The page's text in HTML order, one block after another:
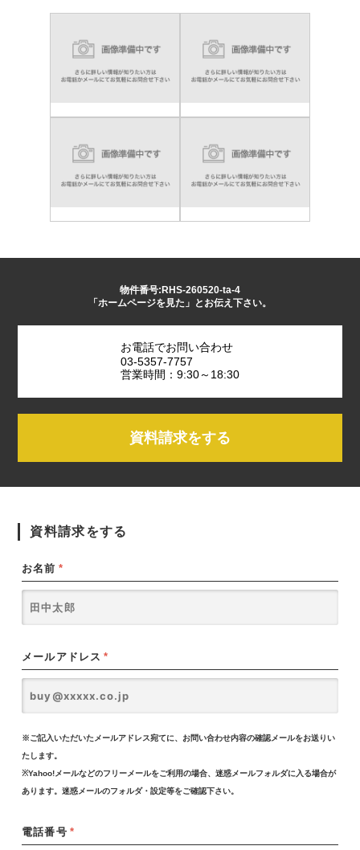
物件番号:RHS-260520-ta-4
「ホームページを見た」とお伝え下さい。
お電話でお問い合わせ
03-5357-7757
営業時間：9:30～18:30
資料請求をする
資料請求をする
お名前 *
メールアドレス *
※ご記入いただいたメールアドレス宛てに、お問い合わせ内容の確認メールをお送りい
たします。
※Yahoo!メールなどのフリーメールをご利用の場合、迷惑メールフォルダに入る場合が
あります。迷惑メールのフォルダ・設定等をご確認下さい。
電話番号 *